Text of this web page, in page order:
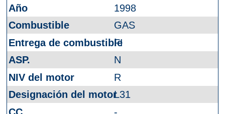
1998
GAS
FI
N
R
L31
-